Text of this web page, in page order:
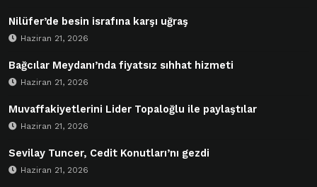
Nilüfer’de besin israfına karşı uğraş
Haziran 21, 2026
Bağcılar Meydanı’nda fiyatsız sıhhat hizmeti
Haziran 21, 2026
Muvaffakiyetlerini Lider Topaloğlu ile paylaştılar
Haziran 21, 2026
Sevilay Tuncer, Cedit Konutları’nı gezdi
Haziran 21, 2026